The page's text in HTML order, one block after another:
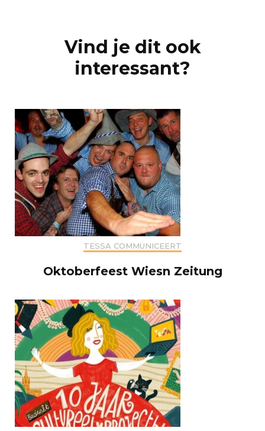
NavigationVind je dit ook
interessant?
TESSA COMMUNICEERT
Oktoberfeest Wiesn Zeitung